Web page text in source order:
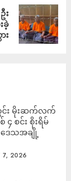
း
ခဲ့
း
း မိုးဆက်လက်
၄ စင်း စိုးရိမ်
ေသအချို့
7, 2026